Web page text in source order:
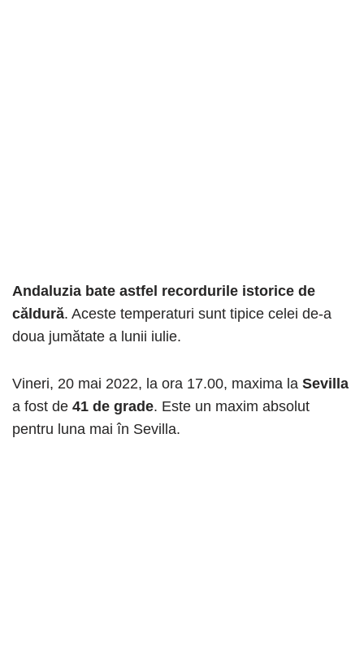
Andaluzia bate astfel recordurile istorice de
căldură. Aceste temperaturi sunt tipice celei de-a
doua jumătate a lunii iulie.
Vineri, 20 mai 2022, la ora 17.00, maxima la Sevilla
a fost de 41 de grade. Este un maxim absolut
pentru luna mai în Sevilla.